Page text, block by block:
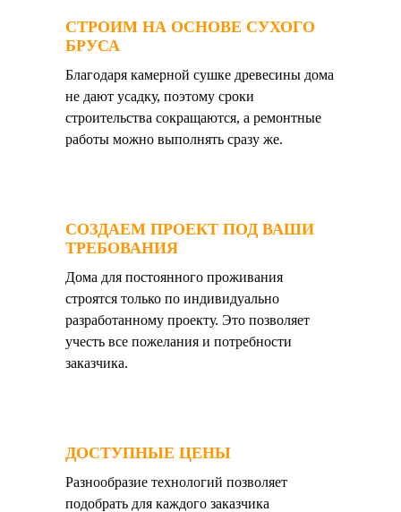
СТРОИМ НА ОСНОВЕ СУХОГО
БРУСА
Благодаря камерной сушке древесины дома
не дают усадку, поэтому сроки
строительства сокращаются, а ремонтные
работы можно выполнять сразу же.
СОЗДАЕМ ПРОЕКТ ПОД ВАШИ
ТРЕБОВАНИЯ
Дома для постоянного проживания
строятся только по индивидуально
разработанному проекту. Это позволяет
учесть все пожелания и потребности
заказчика.
ДОСТУПНЫЕ ЦЕНЫ
Разнообразие технологий позволяет
подобрать для каждого заказчика